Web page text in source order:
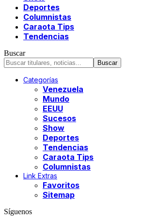
Deportes
Columnistas
Caraota Tips
Tendencias
Buscar
Categorías
Venezuela
Mundo
EEUU
Sucesos
Show
Deportes
Tendencias
Caraota Tips
Columnistas
Link Extras
Favoritos
Sitemap
Síguenos